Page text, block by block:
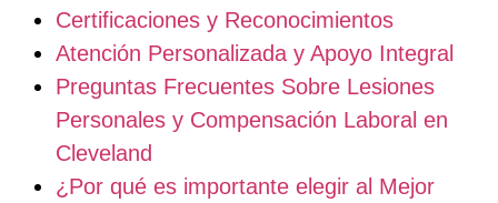
Certificaciones y Reconocimientos
Atención Personalizada y Apoyo Integral
Preguntas Frecuentes Sobre Lesiones
Personales y Compensación Laboral en
Cleveland
¿Por qué es importante elegir al Mejor